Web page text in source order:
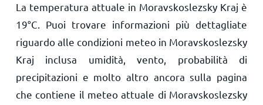
La temperatura attuale in Moravskoslezsky Kraj è
19°C . Puoi trovare informazioni più dettagliate
riguardo alle condizioni meteo in Moravskoslezsky
Kraj inclusa umidità, vento, probabilità di
precipitazioni e molto altro ancora sulla pagina
che contiene il meteo attuale di Moravskoslezsky